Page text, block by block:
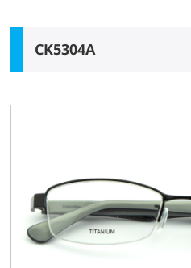
メガネドラッグについて
スタッフブログ
CK5304A